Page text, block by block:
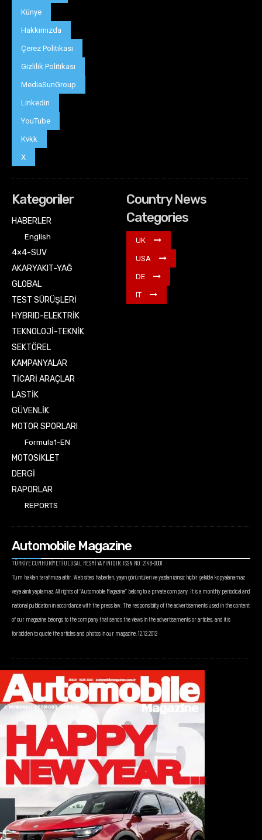
Künye
Hakkımızda
Çerez Politikası
Gizlilik Politikası
MediaSunGroup
Linkedin
YouTube
Kvkk
X
Kategoriler
HABERLER
English
4×4-SUV
AKARYAKIT-YAĞ
GLOBAL
TEST SÜRÜŞLERİ
HYBRID-ELEKTRİK
TEKNOLOJİ-TEKNİK
SEKTÖREL
KAMPANYALAR
TİCARİ ARAÇLAR
LASTİK
GÜVENLİK
MOTOR SPORLARI
Formula1-EN
MOTOSİKLET
DERGİ
RAPORLAR
REPORTS
Country News
Categories
UK
USA
DE
IT
Automobile Magazine
TÜRKİYE CUMHURİYETİ ULUSAL RESMİ YAYINIDIR. ISSN NO: 2148-0001
Tüm hakları tarafımıza aittir. Web sitesi haberleri, yayın görüntüleri ve yazıları izinsiz hiçbir şekilde kopyalanamaz
veya alıntı yapılamaz. All rights of “Automobile Magazine” belong to a private company. It is a monthly periodical and
national publication in accordance with the press law. The responsibility of the advertisements used in the content
of our magazine belongs to the company that sends the views in the advertisements or articles, and it is
forbidden to quote the articles and photos in our magazine. 12.12.2012